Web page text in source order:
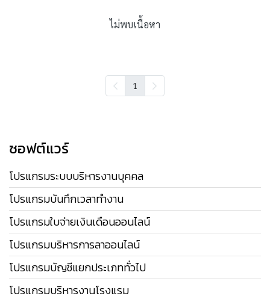
ไม่พบเนื้อหา
1
ซอฟต์แวร์
โปรแกรมระบบบริหารงานบุคคล
โปรแกรมบันทึกเวลาทำงาน
โปรแกรมใบจ่ายเงินเดือนออนไลน์
โปรแกรมบริหารการลาออนไลน์
โปรแกรมบัญชีแยกประเภททั่วไป
โปรแกรมบริหารงานโรงแรม